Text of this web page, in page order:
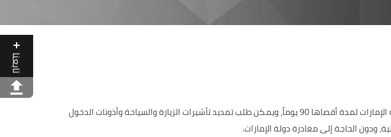
تابعنا
يحصل مواطنو جمهورية النمسا وسلوفاكيا وسلوفينيا على تأشيرة مجانية عند وصولهم لأي منفذ في دولة الإمارات لمدة أقصاها 90 يوماً، ويمكن طلب تمديد تأشيرات الزيارة والسياحة وأذونات الدخول